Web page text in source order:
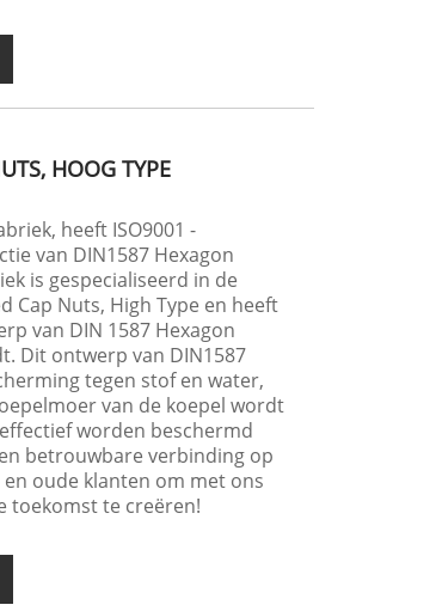
HOOG TYPE
heeft ISO9001 -
van DIN1587 Hexagon
is gespecialiseerd in de
Cap Nuts, High Type en heeft
van DIN 1587 Hexagon
Dit ontwerp van DIN1587
tegen stof en water,
van de koepel wordt
worden beschermd
betrouwbare verbinding op
oude klanten om met ons
toekomst te creëren!